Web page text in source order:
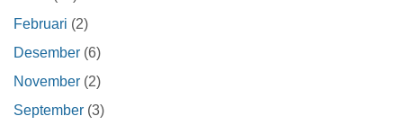
Februari (2)
Desember (6)
November (2)
September (3)